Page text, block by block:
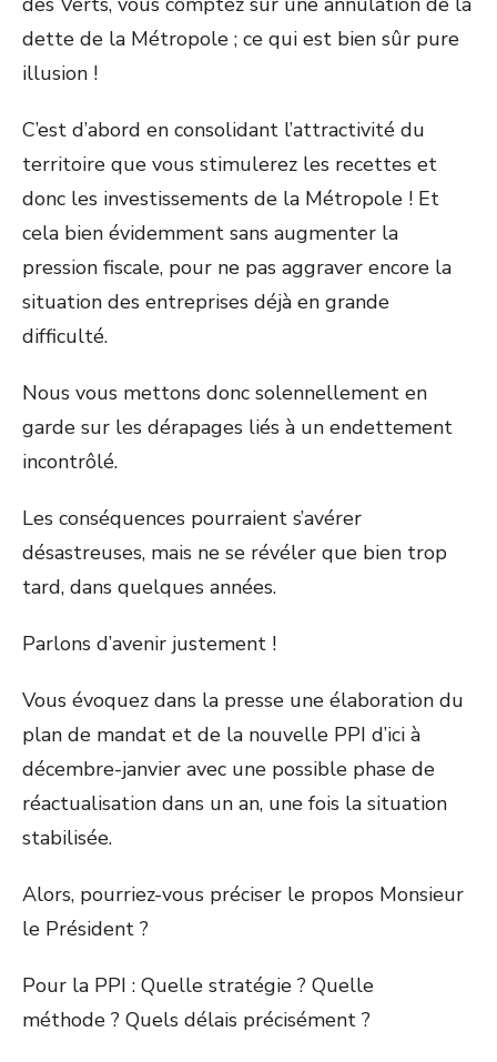
dette de la Métropole ; ce qui est bien sûr pure
illusion !
C’est d’abord en consolidant l’attractivité du
territoire que vous stimulerez les recettes et
donc les investissements de la Métropole ! Et
cela bien évidemment sans augmenter la
pression fiscale, pour ne pas aggraver encore la
situation des entreprises déjà en grande
difficulté.
Nous vous mettons donc solennellement en
garde sur les dérapages liés à un endettement
incontrôlé.
Les conséquences pourraient s’avérer
désastreuses, mais ne se révéler que bien trop
tard, dans quelques années.
Parlons d’avenir justement !
Vous évoquez dans la presse une élaboration du
plan de mandat et de la nouvelle PPI d’ici à
décembre-janvier avec une possible phase de
réactualisation dans un an, une fois la situation
stabilisée.
Alors, pourriez-vous préciser le propos Monsieur
le Président ?
Pour la PPI : Quelle stratégie ? Quelle
méthode ? Quels délais précisément ?